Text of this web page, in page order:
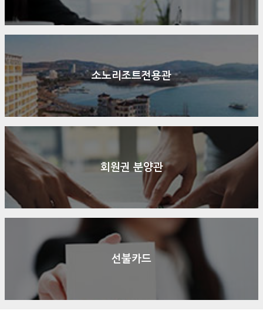
소노리조트전용관
회원권 분양관
선불카드